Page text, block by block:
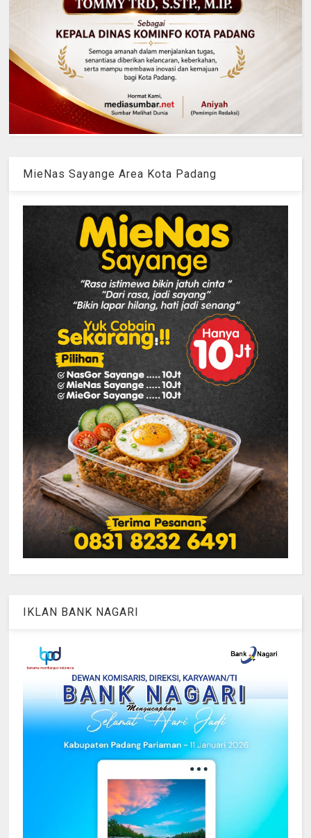
MieNas Sayange Area Kota Padang
IKLAN BANK NAGARI